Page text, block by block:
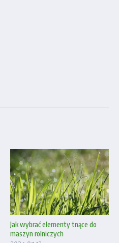
Jak wybrać elementy tnące do
maszyn rolniczych